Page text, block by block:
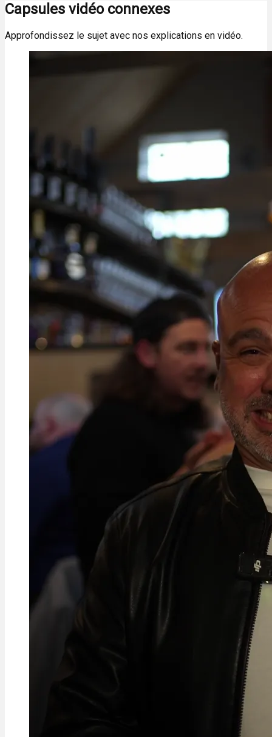
Capsules vidéo connexes
Approfondissez le sujet avec nos explications en vidéo.